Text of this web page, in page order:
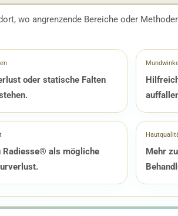
wo angrenzende Bereiche oder
oder statische Falten
Radiesse® als mögliche
Mehr